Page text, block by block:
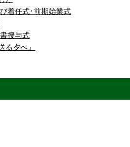
着任式･前期始業式
授与式
る夕べ』